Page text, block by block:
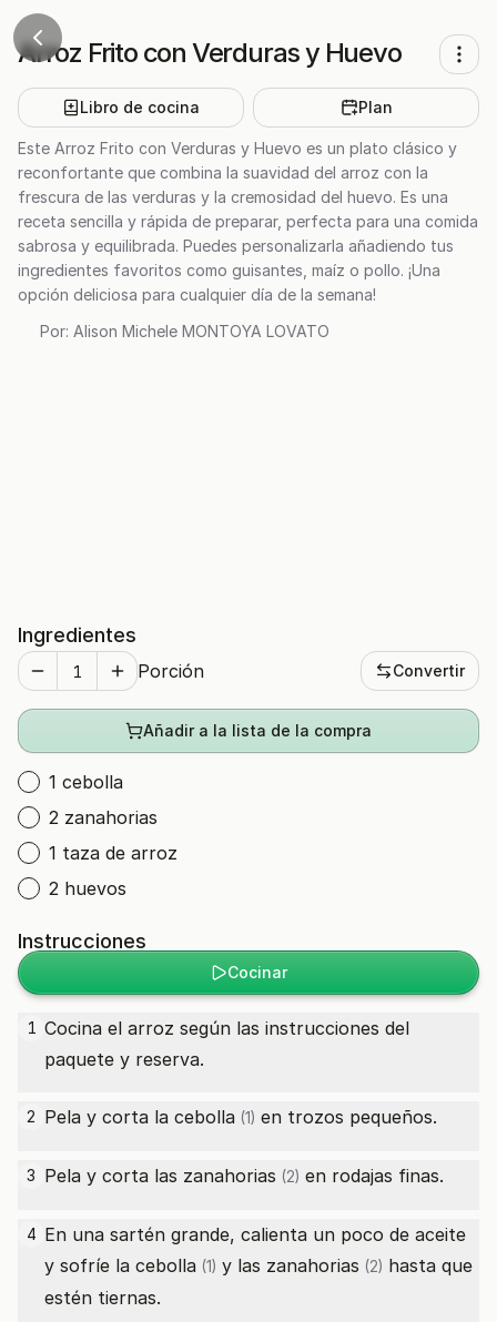
Arroz Frito con Verduras y Huevo
Libro de cocina Plan
Este Arroz Frito con Verduras y Huevo es un plato clásico y
reconfortante que combina la suavidad del arroz con la
frescura de las verduras y la cremosidad del huevo. Es una
receta sencilla y rápida de preparar, perfecta para una comida
sabrosa y equilibrada. Puedes personalizarla añadiendo tus
ingredientes favoritos como guisantes, maíz o pollo. ¡Una
opción deliciosa para cualquier día de la semana!
Por: Alison Michele MONTOYA LOVATO
Ingredientes
Porción Convertir
Añadir a la lista de la compra
1 cebolla
2 zanahorias
1 taza de arroz
2 huevos
Instrucciones
Cocinar
1 Cocina el arroz según las instrucciones del
paquete y reserva.
2 Pela y corta la cebolla (1) en trozos pequeños.
3 Pela y corta las zanahorias (2) en rodajas finas.
4 En una sartén grande, calienta un poco de aceite
y sofríe la cebolla (1) y las zanahorias (2) hasta que
estén tiernas.